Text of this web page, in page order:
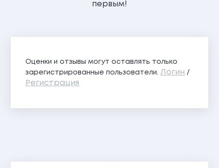
первым!
Оценки и отзывы могут оставлять только
зарегистрированные пользователи.Логин /
Регистрация